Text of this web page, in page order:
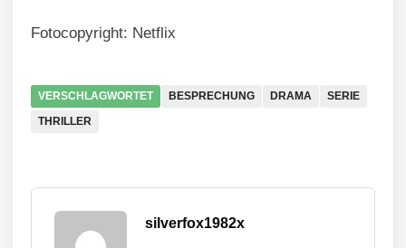
Fotocopyright: Netflix
VERSCHLAGWORTET BESPRECHUNG DRAMA
SERIE
THRILLER
silverfox1982x